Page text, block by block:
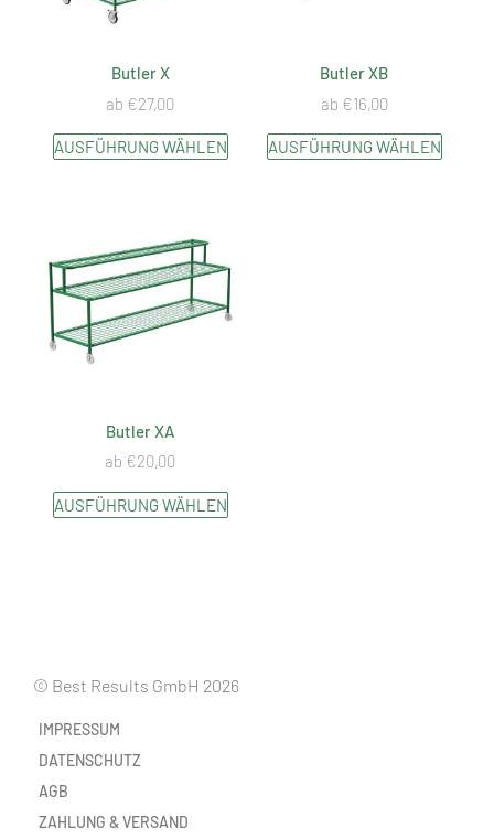
Butler X
ab €27,00
AUSFÜHRUNG WÄHLEN
Butler XB
ab €16,00
AUSFÜHRUNG WÄHLEN
Butler XA
ab €20,00
AUSFÜHRUNG WÄHLEN
© Best Results GmbH 2026
IMPRESSUM
DATENSCHUTZ
AGB
ZAHLUNG & VERSAND